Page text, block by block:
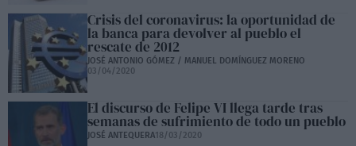
Crisis del coronavirus: la oportunidad de
la banca para devolver al pueblo el
rescate de 2012
JOSÉ ANTONIO GÓMEZ / MANUEL DOMÍNGUEZ MORENO
03/04/2020
El discurso de Felipe VI llega tarde tras
semanas de sufrimiento de todo un pueblo
JOSÉ ANTEQUERA18/03/2020